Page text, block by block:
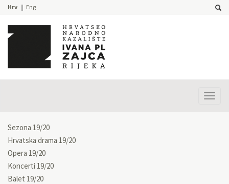
Hrv Eng
Sezona 19/20
Hrvatska drama 19/20
Opera 19/20
Koncerti 19/20
Balet 19/20